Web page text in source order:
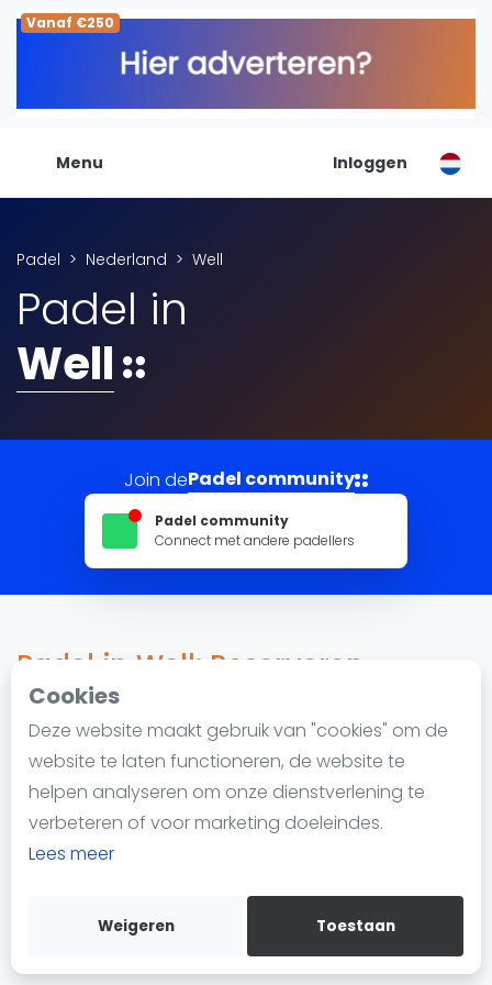
Cookies
Deze website maakt gebruik van "cookies" om de
website te laten functioneren, de website te
helpen analyseren om onze dienstverlening te
verbeteren of voor marketing doeleindes.
Lees meer
Weigeren Toestaan
Vanaf €250
Menu
De Padel Gids
Alle padel locaties
Padelwinkels
Organisatie
Merken
Overige categorien
Reserveringssystemen
Padelscholen
Toevoegen data
Laatste updates
Padel
Nieuws
Vragen over padel
Padelgear
Informatie
Over ons
Contact
Adverteren
Insights
WhatsApp
Join WhatsApp Community
Inloggen
Padel Nederland Well
Padel in
Well
Join dePadel community
Padel community
Connect met andere padellers
Padel in Well: Reserveren,
locaties en lessen
2.941 impressions since 22 februari 2023
Padel in Wellwordt steeds populairder. De stad
heeft 2 padellocaties met in totaal 2 padelbanen. Of